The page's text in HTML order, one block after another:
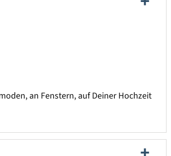
an Fenstern, auf Deiner Hochzeit